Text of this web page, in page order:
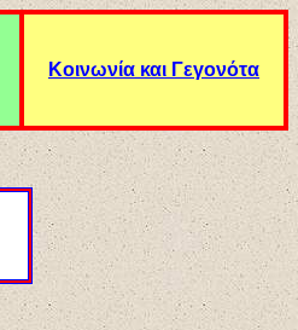
Κοινωνία και Γεγονότα